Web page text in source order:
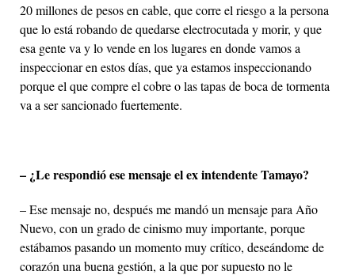
20 millones de pesos en cable, que corre el riesgo a la persona
que lo está robando de quedarse electrocutada y morir, y que
esa gente va y lo vende en los lugares en donde vamos a
inspeccionar en estos días, que ya estamos inspeccionando
porque el que compre el cobre o las tapas de boca de tormenta
va a ser sancionado fuertemente.
– ¿Le respondió ese mensaje el ex intendente Tamayo?
– Ese mensaje no, después me mandó un mensaje para Año
Nuevo, con un grado de cinismo muy importante, porque
estábamos pasando un momento muy crítico, deseándome de
corazón una buena gestión, a la que por supuesto no le